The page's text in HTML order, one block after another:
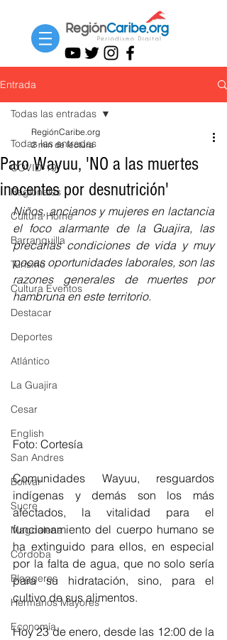
Entrada
Todas las entradas
COVID-19
Regionales
Cultura Home
Barranquilla
Turismo
Cultura Eventos
Destacar
Deportes
Atlántico
La Guajira
Cesar
English
San Andres
Bolívar
Sucre
Magdalena
Córdoba
Bloggeros
Hermanos Mayores
Economía
Todas las entradas
Paro Wayuu, 'NO a las muertes
inocentes por desnutrición'
RegiónCaribe.org
2 min de lectura
Niños, ancianos y mujeres en lactancia
el foco alarmante de la Guajira, las
precarias condiciones de vida y muy
pocas oportunidades laborales, son las
razones generales de muertes por
hambruna en este territorio.
Foto: Cortesía
Comunidades Wayuu, resguardos
indígenas y demás son los más
afectados, la vitalidad para el
funcionamiento del cuerpo humano se
ha extinguido para ellos, en especial
por la falta de agua, que no solo sería
para su hidratación, sino, para el
cultivo de sus alimentos.
Hoy 23 de enero, desde las 12:00 de la